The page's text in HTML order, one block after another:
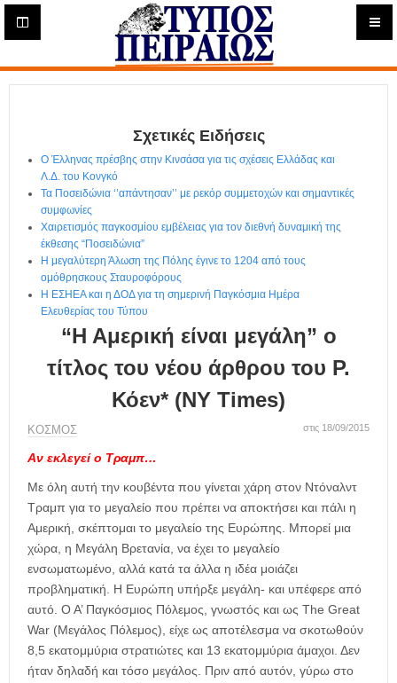
Η
ε
ρ
Σχετικές Ειδήσεις
Ο Έλληνας πρέσβης στην Κινσάσα για τις σχέσεις Ελλάδας και
Λ.Δ. του Κονγκό
Τα Ποσειδώνια ‘’απάντησαν’’ με ρεκόρ συμμετοχών και σημαντικές
συμφωνίες
Χαιρετισμός παγκοσμίου εμβέλειας για τον διεθνή δυναμική της
έκθεσης “Ποσειδώνια”
Η μεγαλύτερη Άλωση της Πόλης έγινε το 1204 από τους
ομόθρησκους Σταυροφόρους
Η ΕΣΗΕΑ και η ΔΟΔ για τη σημερινή Παγκόσμια Ημέρα
Ελευθερίας του Τύπου
“Η Αμερική είναι μεγάλη” ο
τίτλος του νέου άρθρου του Ρ.
Κόεν* (NY Times)
ΚΟΣΜΟΣ στις 18/09/2015
Αν εκλεγεί ο Τραμπ…
Με όλη αυτή την κουβέντα που γίνεται χάρη στον Ντόναλντ
Τραμπ για το μεγαλείο που πρέπει να αποκτήσει και πάλι η
Αμερική, σκέπτομαι το μεγαλείο της Ευρώπης. Μπορεί μια
χώρα, η Μεγάλη Βρετανία, να έχει το μεγαλείο
ενσωματωμένο, αλλά κατά τα άλλα η ιδέα μοιάζει
προβληματική. Η Ευρώπη υπήρξε μεγάλη- και υπέφερε από
αυτό. Ο Α’ Παγκόσμιος Πόλεμος, γνωστός και ως The Great
War (Μεγάλος Πόλεμος), είχε ως αποτέλεσμα να σκοτωθούν
8,5 εκατομμύρια στρατιώτες και 13 εκατομμύρια άμαχοι. Δεν
ήταν δηλαδή και τόσο μεγάλος. Πριν από αυτόν, γύρω στο